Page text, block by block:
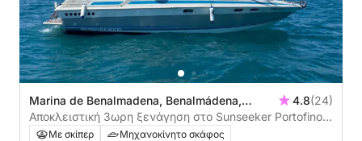
Marina de Benalmadena, Benalmádena,
Ισπανία
4.8(24)
Αποκλειστική 3ωρη ξενάγηση στο Sunseeker Portofino
31
Με σκίπερ
Μηχανοκίνητο σκάφος